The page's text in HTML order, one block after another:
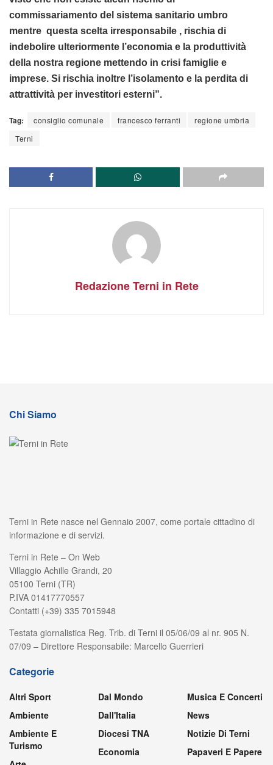
commissariamento del sistema sanitario umbro
mentre questa scelta irresponsabile , rischia di
indebolire ulteriormente l’economia e la produttività
della nostra regione mettendo in crisi famiglie e
imprese. Si rischia inoltre l’isolamento e la perdita di
attrattività per investitori esterni”.
Tag: consiglio comunale francesco ferranti
regione umbria
Terni
Redazione Terni in Rete
Chi Siamo
Terni in Rete nasce nel Gennaio 2007, come portale cittadino di
informazione e di servizi.
Terni in Rete – On Web
Villaggio Achille Grandi, 20
05100 Terni (TR)
P.IVA 01417770557
Contatti (+39) 335 7015948
Testata giornalistica Reg. Trib. di Terni il 05/06/09 al nr. 905 N.
07/09 – Direttore Responsabile: Marcello Guerrieri
Categorie
Altri Sport
Ambiente
Ambiente E
Turismo
Dal Mondo
Dall'Italia
Diocesi TNA
Economia
Musica E Concerti
News
Notizie Di Terni
Papaveri E Papere